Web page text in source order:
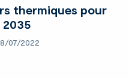
thermiques pour
2035
07/2022